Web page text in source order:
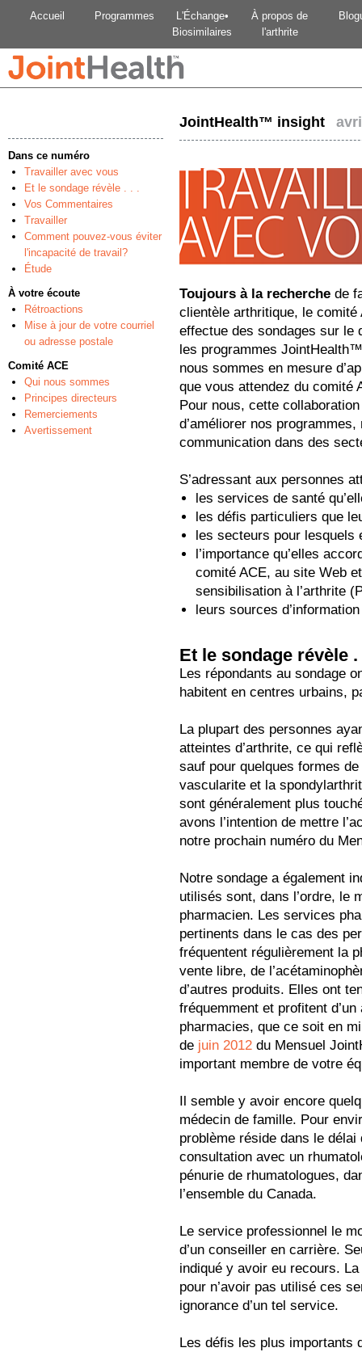
Accueil Programmes
L'Échange•
Biosimilaires
À propos de
l'arthrite
Dans ce numéro
Travailler avec vous
Et le sondage révèle . . .
Vos Commentaires
Travailler
Comment pouvez-vous éviter
l'incapacité de travail?
Étude
À votre écoute
Rétroactions
Mise à jour de votre courriel
ou adresse postale
Comité ACE
Qui nous sommes
Principes directeurs
Remerciements
Avertissement
JointHealth™ insight
Toujours à la recherche de
clientèle arthritique, le
effectue des sondages sur le
les programmes
nous sommes en mesure
que vous attendez du
Pour nous, cette
d’améliorer nos
communication dans des
S’adressant aux personnes
les services de santé
les défis particuliers que
les secteurs pour lesquels
l’importance qu’elles
comité ACE, au site Web
sensibilisation à l’arthrite
leurs sources
Et le sondage révèle .
Les répondants au sondage
habitent en centres urbains,
La plupart des personnes
atteintes d’arthrite, ce qui
sauf pour quelques formes
vascularite et la
sont généralement plus
avons l’intention de mettre
notre prochain numéro du
Notre sondage a également
utilisés sont, dans l’ordre, le
pharmacien. Les services
pertinents dans le cas des
fréquentent régulièrement la
vente libre, de
d’autres produits. Elles ont
fréquemment et profitent
pharmacies, que ce soit en
de juin 2012 du Mensuel
important membre de votre
Il semble y avoir encore
médecin de famille. Pour
problème réside dans le
consultation avec un
pénurie de rhumatologues,
l’ensemble du Canada.
Le service professionnel le
d’un conseiller en carrière.
indiqué y avoir eu recours.
pour n’avoir pas utilisé ces
ignorance d’un tel service.
Les défis les plus importants